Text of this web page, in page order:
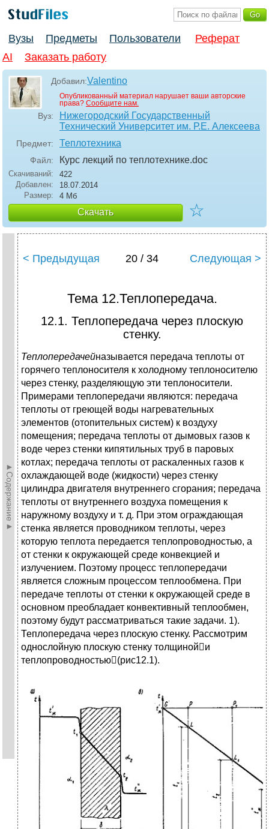
Вузы Предметы Пользователи
Реферат
AI
Заказать работу
Добавил:Valentino
Опубликованный материал нарушает ваши авторские
права? Сообщите нам.
Вуз:
Нижегородский Государственный
Технический Университет им. Р.Е. Алексеева
Предмет: Теплотехника
Файл: Курс лекций по теплотехнике.doc
Скачиваний:
422
Добавлен:
18.07.2014
Размер:
4 Мб
Скачать ☆
►Содержание►
< Предыдущая 20 / 34 Следующая >
Тема 12.Теплопередача.
12.1. Теплопередача через плоскую
стенку.
Теплопередачейназывается передача теплоты от
горячего теплоносителя к холодному теплоносителю
через стенку, разделяющую эти теплоносители.
Примерами теплопередачи являются: передача
теплоты от греющей воды нагревательных
элементов (отопительных систем) к воздуху
помещения; передача теплоты от дымовых газов к
воде через стенки кипятильных труб в паровых
котлах; передача теплоты от раскаленных газов к
охлаждающей воде (жидкости) через стенку
цилиндра двигателя внутреннего сгорания; передача
теплоты от внутреннего воздуха помещения к
наружному воздуху и т. д. При этом ограждающая
стенка является проводником теплоты, через
которую теплота передается теплопроводностью, а
от стенки к окружающей среде конвекцией и
излучением. Поэтому процесс теплопередачи
является сложным процессом теплообмена. При
передаче теплоты от стенки к окружающей среде в
основном преобладает конвективный теплообмен,
поэтому будут рассматриваться такие задачи. 1).
Теплопередача через плоскую стенку. Рассмотрим
однослойную плоскую стенку толщинойи
теплопроводностью(рис12.1).